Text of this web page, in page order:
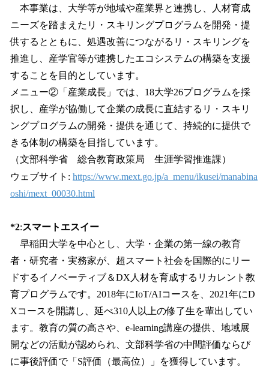
本事業は、大学等が地域や産業界と連携し、人材育成
ニーズを踏まえたリ・スキリングプログラムを開発・提
供するとともに、処遇改善につながるリ・スキリングを
推進し、産学官等が連携したエコシステムの構築を支援
することを目的としています。
メニュー②「産業成長」では、18大学26プログラムを採
択し、産学が協働して企業の成長に直結するリ・スキリ
ングプログラムの開発・提供を通じて、持続的に提供で
きる体制の構築を目指しています。
（文部科学省 総合教育政策局 生涯学習推進課）
ウェブサイト: https://www.mext.go.jp/a_menu/ikusei/manabina
oshi/mext_00030.html
*2:スマートエスイー
早稲田大学を中心とし、大学・企業の第一線の教育
者・研究者・実務家が、超スマート社会を国際的にリー
ドするイノベーティブ＆DX人材を育成するリカレント教
育プログラムです。2018年にIoT/AIコースを、2021年にD
Xコースを開講し、延べ310人以上の修了生を輩出してい
ます。教育の質の高さや、e-learning講座の提供、地域展
開などの活動が認められ、文部科学省の中間評価ならび
に事後評価で「S評価（最高位）」を獲得しています。